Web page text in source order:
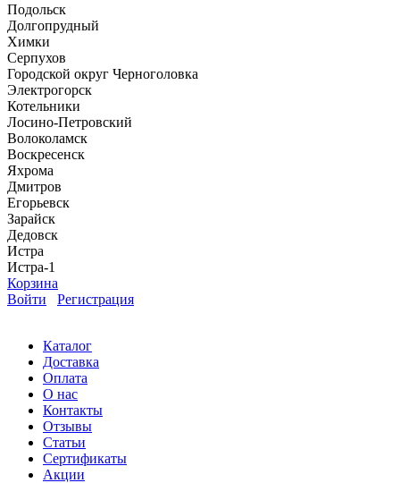
Подольск
Долгопрудный
Химки
Серпухов
Городской округ Черноголовка
Электрогорск
Котельники
Лосино-Петровский
Волоколамск
Воскресенск
Яхрома
Дмитров
Егорьевск
Зарайск
Дедовск
Истра
Истра-1
Корзина
Войти
Регистрация
Каталог
Доставка
Оплата
О нас
Контакты
Отзывы
Статьи
Сертификаты
Акции